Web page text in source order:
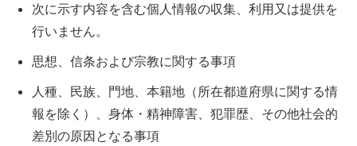
次に示す内容を含む個人情報の収集、利用又は提供を
行いません。
思想、信条および宗教に関する事項
人種、民族、門地、本籍地（所在都道府県に関する情
報を除く）、身体・精神障害、犯罪歴、その他社会的
差別の原因となる事項